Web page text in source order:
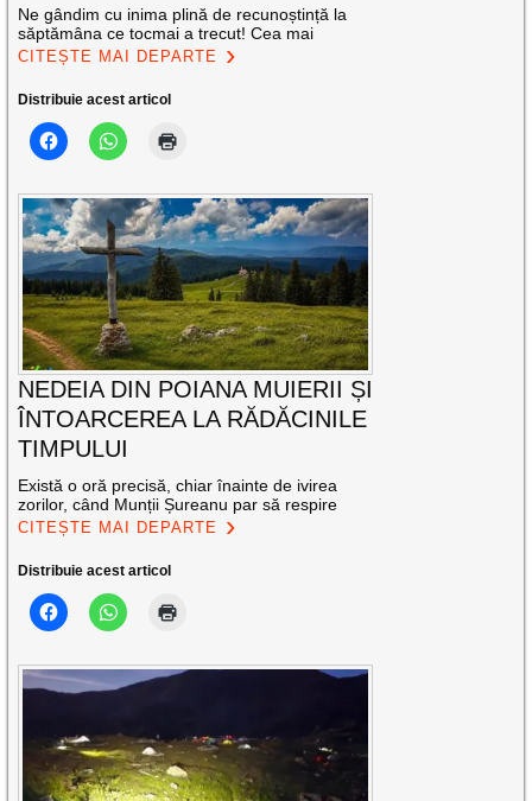
Ne gândim cu inima plină de recunoștință la
săptămâna ce tocmai a trecut! Cea mai
CITEȘTE MAI DEPARTE
Distribuie acest articol
NEDEIA DIN POIANA MUIERII ȘI
ÎNTOARCEREA LA RĂDĂCINILE
TIMPULUI
Există o oră precisă, chiar înainte de ivirea
zorilor, când Munții Șureanu par să respire
CITEȘTE MAI DEPARTE
Distribuie acest articol